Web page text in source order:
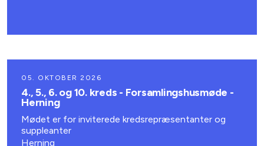
05. OKTOBER 2026
4., 5., 6. og 10. kreds - Forsamlingshusmøde -
Herning
Mødet er for inviterede kredsrepræsentanter og
suppleanter
Herning